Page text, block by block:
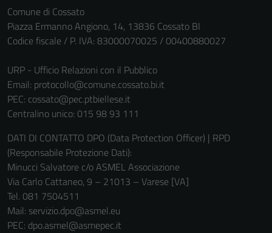
Comune di Cossato
Piazza Ermanno Angiono, 14, 13836 Cossato BI
Codice fiscale / P. IVA: 83000070025 / 00400880027
URP - Ufficio Relazioni con il Pubblico
Email: protocollo@comune.cossato.bi.it
PEC: cossato@pec.ptbiellese.it
Centralino unico: 015 98 93 111
DATI DI CONTATTO DPO (Data Protection Officer) | RPD
(Responsabile Protezione Dati):
Minucci Salvatore c/o ASMEL Associazione
Via Carlo Cattaneo, 9 – 21013 – Varese [VA]
Tel. 081 7504511
Mail: servizio.dpo@asmel.eu
PEC: dpo.asmel@asmepec.it
Questi cookie
sono necessari
funzionamento
del sito e non
disabilitati.
non raccolgono
informazioni